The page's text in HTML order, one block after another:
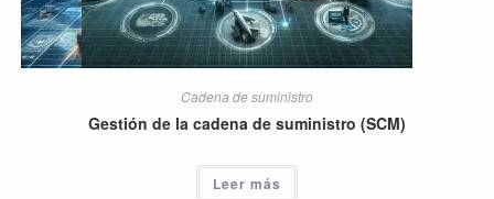
Cadena de suministro
Gestión de la cadena de suministro (SCM)
Leer más